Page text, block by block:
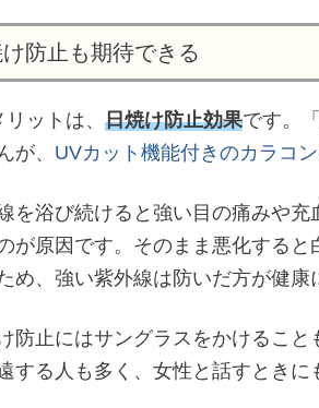
防止も期待できる
ットは、 日焼け防止効果です。
が、 UVカット機能付きのカラコン
を浴び続けると強い目の痛みや
が原因です。そのまま悪化する
め、強い紫外線は防いだ方が健康
防止にはサングラスをかけるこ
する人も多く、女性と話すときに